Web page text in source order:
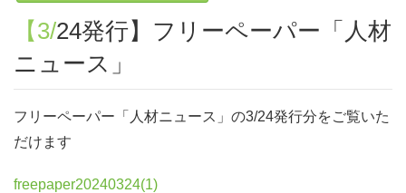
【3/24発行】フリーペーパー「人材
ニュース」
フリーペーパー「人材ニュース」の3/24発行分をご覧いた
だけます
freepaper20240324(1)